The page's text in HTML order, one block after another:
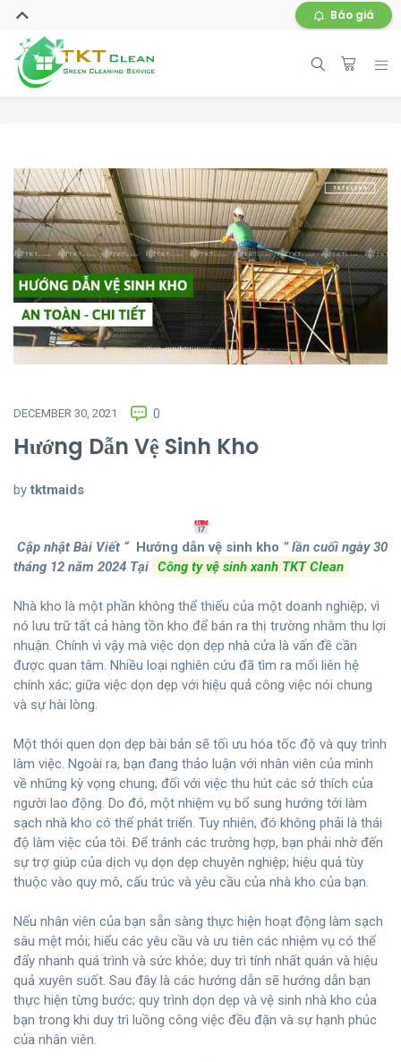
Báo giá
DECEMBER 30, 2021 0
Hướng Dẫn Vệ Sinh Kho
by tktmaids
Cập nhật Bài Viết “Hướng dẫn vệ sinh kho ” lần cuối ngày 30
tháng 12 năm 2024 Tại Công ty vệ sinh xanh TKT Clean
Nhà kho là một phần không thể thiếu của một doanh nghiệp; vì
nó lưu trữ tất cả hàng tồn kho để bán ra thị trường nhằm thu lợi
nhuận. Chính vì vậy mà việc dọn dẹp nhà cửa là vấn đề cần
được quan tâm. Nhiều loại nghiên cứu đã tìm ra mối liên hệ
chính xác; giữa việc dọn dẹp với hiệu quả công việc nói chung
và sự hài lòng.
Một thói quen dọn dẹp bài bản sẽ tối ưu hóa tốc độ và quy trình
làm việc. Ngoài ra, bạn đang thảo luận với nhân viên của mình
về những kỳ vọng chung; đối với việc thu hút các sở thích của
người lao động. Do đó, một nhiệm vụ bổ sung hướng tới làm
sạch nhà kho có thể phát triển. Tuy nhiên, đó không phải là thái
độ làm việc của tôi. Để tránh các trường hợp, bạn phải nhờ đến
sự trợ giúp của dịch vụ dọn dẹp chuyên nghiệp; hiệu quả tùy
thuộc vào quy mô, cấu trúc và yêu cầu của nhà kho của bạn.
Nếu nhân viên của bạn sẵn sàng thực hiện hoạt động làm sạch
sâu mệt mỏi; hiểu các yêu cầu và ưu tiên các nhiệm vụ có thể
đẩy nhanh quá trình và sức khỏe; duy trì tính nhất quán và hiệu
quả xuyên suốt. Sau đây là các hướng dẫn sẽ hướng dẫn bạn
thực hiện từng bước; quy trình dọn dẹp và vệ sinh nhà kho của
bạn trong khi duy trì luồng công việc đều đặn và sự hạnh phúc
của nhân viên.